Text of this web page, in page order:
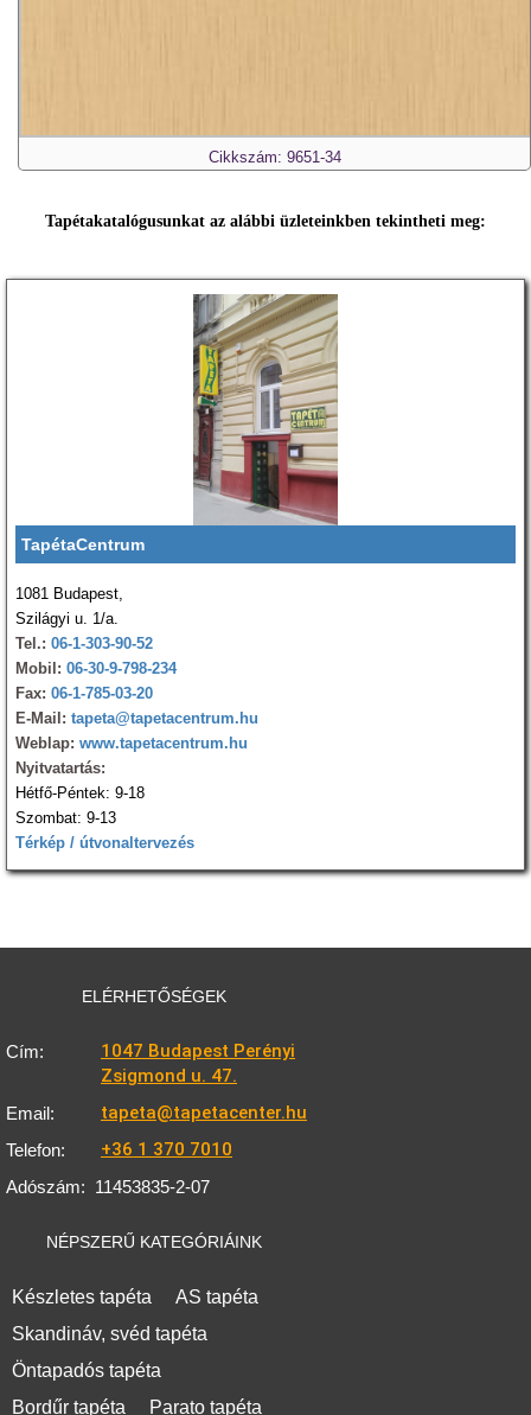
Cikkszám: 9651-34
Tapétakatalógusunkat az alábbi üzleteinkben tekintheti meg:
TapétaCentrum
1081 Budapest,
Szilágyi u. 1/a.
Tel.: 06-1-303-90-52
Mobil: 06-30-9-798-234
Fax: 06-1-785-03-20
E-Mail: tapeta@tapetacentrum.hu
Weblap: www.tapetacentrum.hu
Nyitvatartás:
Hétfő-Péntek: 9-18
Szombat: 9-13
Térkép / útvonaltervezés
ELÉRHETŐSÉGEK
Cím:
1047 Budapest Perényi
Zsigmond u. 47.
Email: tapeta@tapetacenter.hu
Telefon: +36 1 370 7010
Adószám: 11453835-2-07
NÉPSZERŰ KATEGÓRIÁINK
Készletes tapéta
AS tapéta
Skandináv, svéd tapéta
Öntapadós tapéta
Bordűr tapéta
Parato tapéta